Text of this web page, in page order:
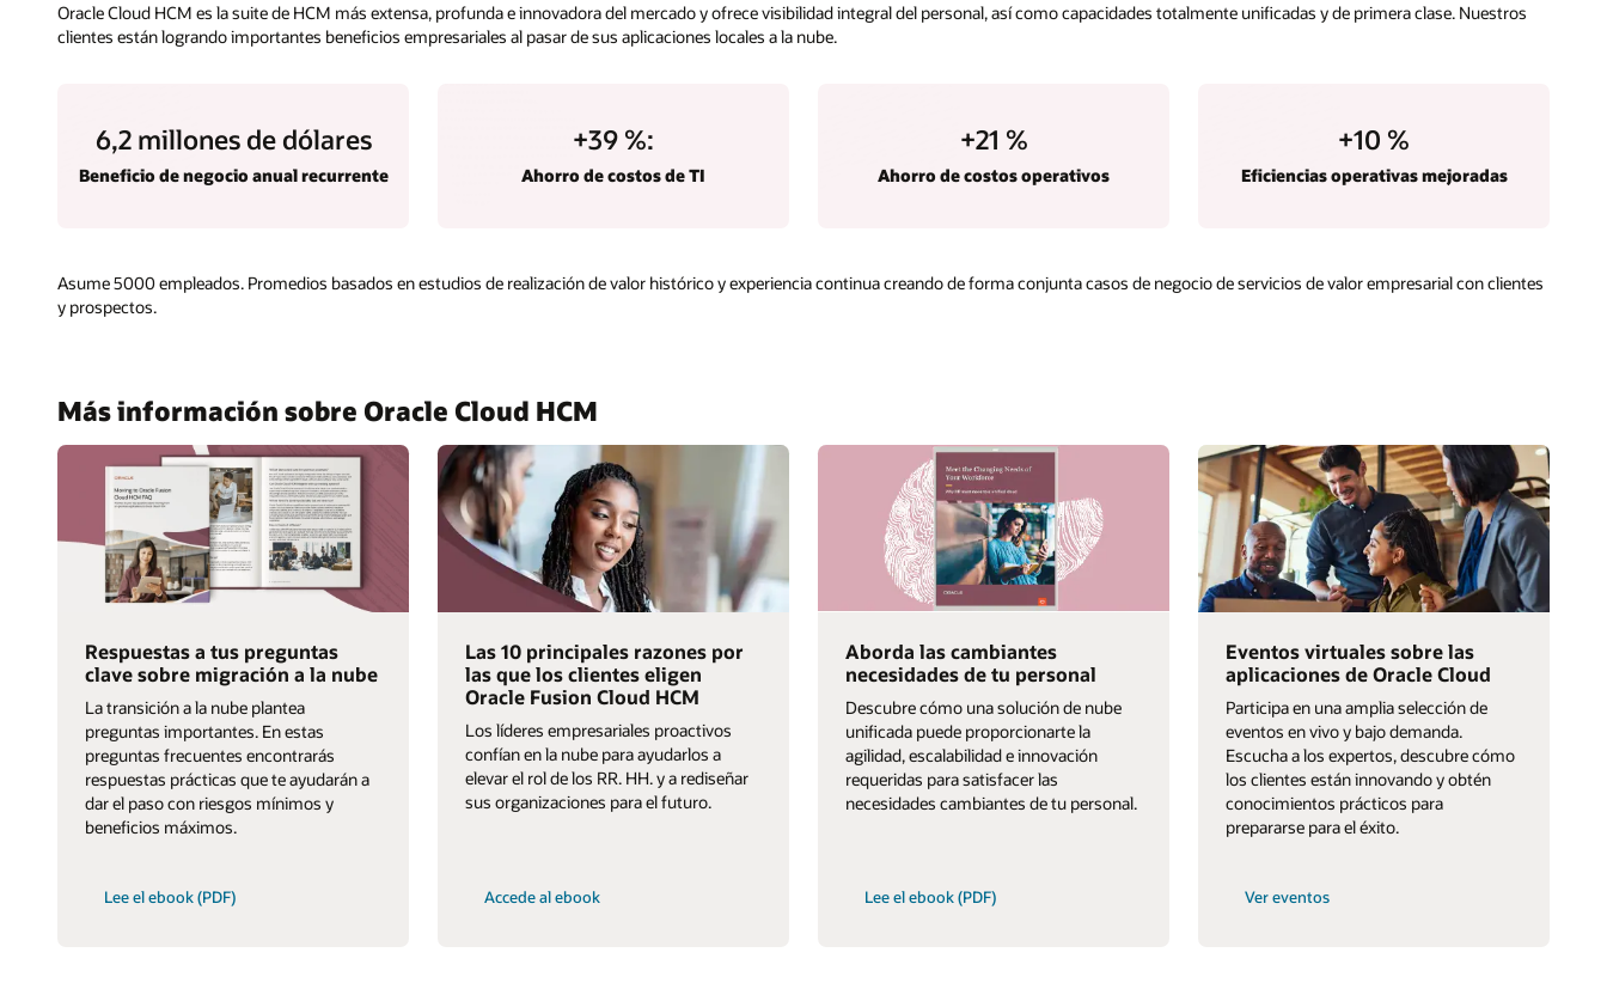
Oracle Cloud HCM es la suite de HCM más extensa, profunda e innovadora del mercado y ofrece visibilidad integral del personal, así como capacidades totalmente unificadas y de primera clase. Nuestros
clientes están logrando importantes beneficios empresariales al pasar de sus aplicaciones locales a la nube.
6,2 millones de dólares
Beneficio de negocio anual recurrente
+39 %:
Ahorro de costos de TI
+21 %
Ahorro de costos operativos
+10 %
Eficiencias operativas mejoradas
Asume 5000 empleados. Promedios basados en estudios de realización de valor histórico y experiencia continua creando de forma conjunta casos de negocio de servicios de valor empresarial con clientes
y prospectos.
Más información sobre Oracle Cloud HCM
Respuestas a tus preguntas
clave sobre migración a la nube
La transición a la nube plantea
preguntas importantes. En estas
preguntas frecuentes encontrarás
respuestas prácticas que te ayudarán a
dar el paso con riesgos mínimos y
beneficios máximos.
Lee el ebook (PDF)
Las 10 principales razones por
las que los clientes eligen
Oracle Fusion Cloud HCM
Los líderes empresariales proactivos
confían en la nube para ayudarlos a
elevar el rol de los RR. HH. y a rediseñar
sus organizaciones para el futuro.
Accede al ebook
Aborda las cambiantes
necesidades de tu personal
Descubre cómo una solución de nube
unificada puede proporcionarte la
agilidad, escalabilidad e innovación
requeridas para satisfacer las
necesidades cambiantes de tu personal.
Lee el ebook (PDF)
Eventos virtuales sobre las
aplicaciones de Oracle Cloud
Participa en una amplia selección de
eventos en vivo y bajo demanda.
Escucha a los expertos, descubre cómo
los clientes están innovando y obtén
conocimientos prácticos para
prepararse para el éxito.
Ver eventos